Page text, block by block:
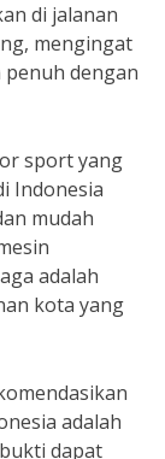
di jalanan
mengingat
dengan
sport yang
Indonesia
mudah
adalah
kota yang
adalah
dapat